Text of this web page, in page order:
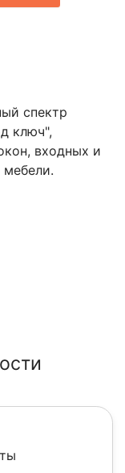
спектр
ключ",
входных и